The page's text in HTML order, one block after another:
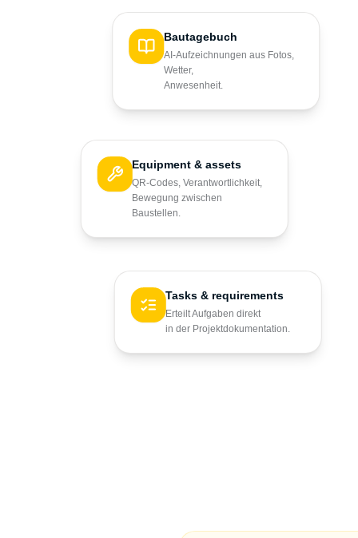
Bautagebuch
AI-Aufzeichnungen aus Fotos,
Wetter,
Anwesenheit.
Equipment & assets
QR-Codes, Verantwortlichkeit,
Bewegung zwischen
Baustellen.
Tasks & requirements
Erteilt Aufgaben direkt
in der Projektdokumentation.